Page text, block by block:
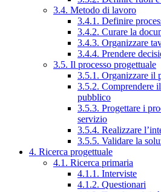
3.4. Metodo di lavoro
3.4.1. Definire
3.4.2. Curare la
3.4.3. Organizzare
3.4.4. Prendere
3.5. Il processo progettuale
3.5.1. Organizzare il
3.5.2. Comprendere
pubblico
3.5.3. Progettare i
servizio
3.5.4. Realizzare
3.5.5. Validare la
4. Ricerca progettuale
4.1. Ricerca primaria
4.1.1. Interviste
4.1.2. Questionari